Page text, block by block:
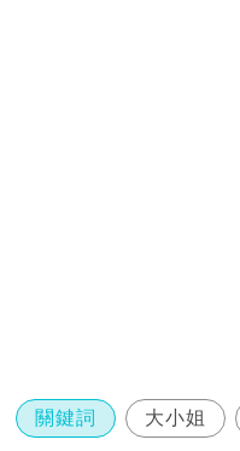
關鍵詞 大小姐